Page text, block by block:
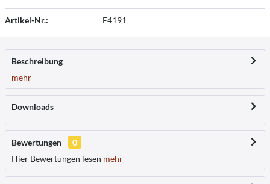
Artikel-Nr.: E4191
Beschreibung
mehr
Downloads
Bewertungen
0
Hier Bewertungen lesen mehr